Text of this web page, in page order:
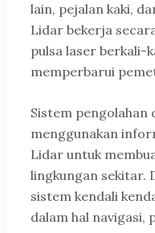
lain, pejalan kaki,
Lidar bekerja
pulsa laser berkali-
memperbarui
Sistem pengolahan
menggunakan
Lidar untuk
lingkungan sekitar.
sistem kendali
dalam hal navigasi,